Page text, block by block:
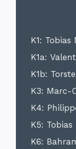
K1: Tobias
K1a:
K1b:
K3: Marc-
K4:
K5:
K6: